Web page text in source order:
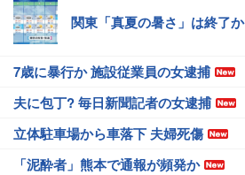
関東「真夏の暑さ」は終了か
7歳に暴行か 施設従業員の女逮捕
夫に包丁? 毎日新聞記者の女逮捕
立体駐車場から車落下 夫婦死傷
「泥酔者」熊本で通報が頻発か